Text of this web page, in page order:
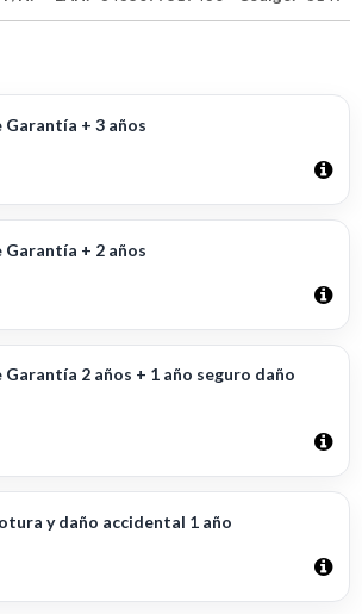
Garantía + 3 años
Garantía + 2 años
2 años + 1 año seguro daño
y daño accidental 1 año